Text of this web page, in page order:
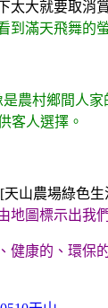
太大就要取消
到滿天飛舞的
農村鄉間人
客人選擇。
山農場綠色
地圖標示出我
健康的、環保